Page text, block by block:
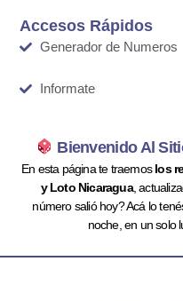
Accesos Rápidos
Generador de Numeros
Informate
Bienvenido Al
En esta página te traemoslos
y Loto Nicaragua,
número salió hoy? Acá lo
noche, en un solo